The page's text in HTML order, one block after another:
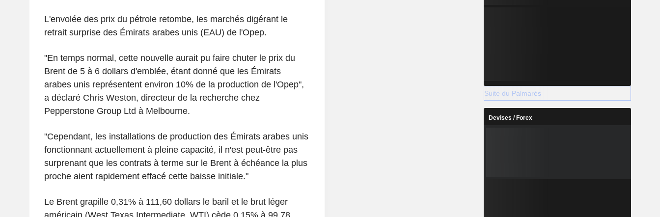
L'envolée des prix du pétrole retombe, les marchés digérant le
retrait surprise des Émirats arabes unis (EAU) de l'Opep.
"En temps normal, cette nouvelle aurait pu faire chuter le prix du
Brent de 5 à 6 dollars d'emblée, étant donné que les Émirats
arabes unis représentent environ 10% de la production de l'Opep",
a déclaré Chris Weston, directeur de la recherche chez
Pepperstone Group Ltd à Melbourne.
"Cependant, les installations de production des Émirats arabes unis
fonctionnant actuellement à pleine capacité, il n'est peut-être pas
surprenant que les contrats à terme sur le Brent à échéance la plus
proche aient rapidement effacé cette baisse initiale."
Le Brent grapille 0,31% à 111,60 dollars le baril et le brut léger
américain (West Texas Intermediate, WTI) cède 0,15% à 99,78
Suite du Palmarès
Devises / Forex